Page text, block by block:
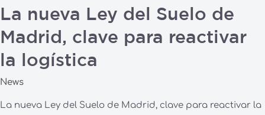
La nueva Ley del Suelo de
Madrid, clave para reactivar
la logística
News
La nueva Ley del Suelo de Madrid, clave para reactivar la
para
reactivar
logística